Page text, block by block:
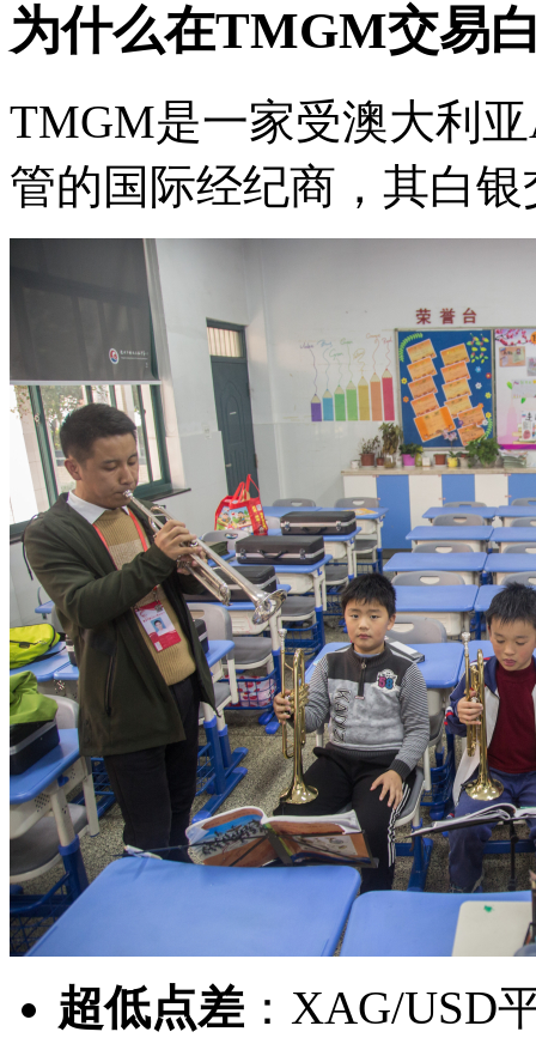
为什么在TMGM交易
TMGM是一家受澳大利
管的国际经纪商，其白
超低点差 ：XAG/USD